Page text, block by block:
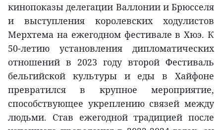
кинопоказы делегации Валлонии и Брюсселя
и выступления королевских ходулистов
Мерхтема на ежегодном фестивале в Хюэ. К
50-летию установления дипломатических
отношений в 2023 году второй Фестиваль
бельгийской культуры и еды в Хайфоне
превратился в крупное мероприятие,
способствующее укреплению связей между
людьми. Став ежегодной традицией после